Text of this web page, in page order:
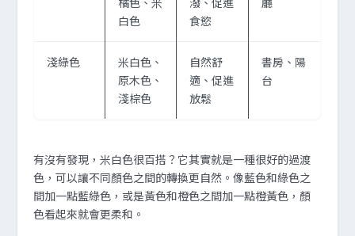
白色
食慾
淺綠色
米白色、
原木色、
淺棕色
自然舒
適、促進
放鬆
書房、陽
台
有沒有發現，米白色很百搭？它其實就是一種很好的過渡
色，可以讓不同顏色之間的轉換更自然。像藍色和綠色之
間加一點藍綠色，或是黃色和橙色之間加一點橙黃色，顏
色看起來就會更柔和。